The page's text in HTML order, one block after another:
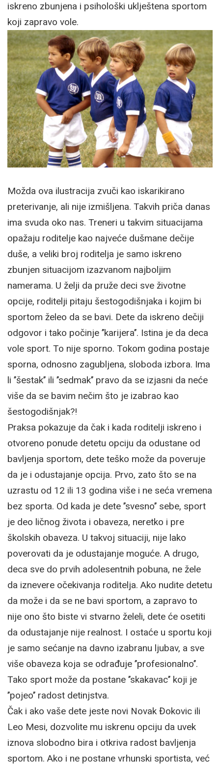
iskreno zbunjena i psihološki uklještena sportom
koji zapravo vole.
Možda ova ilustracija zvuči kao iskarikirano
preterivanje, ali nije izmišljena. Takvih priča danas
ima svuda oko nas. Treneri u takvim situacijama
opažaju roditelje kao najveće dušmane dečije
duše, a veliki broj roditelja je samo iskreno
zbunjen situacijom izazvanom najboljim
namerama. U želji da pruže deci sve životne
opcije, roditelji pitaju šestogodišnjaka i kojim bi
sportom želeo da se bavi. Dete da iskreno dečiji
odgovor i tako počinje ’’karijera’’. Istina je da deca
vole sport. To nije sporno. Tokom godina postaje
sporna, odnosno zagubljena, sloboda izbora. Ima
li ’’šestak’’ ili ’’sedmak’’ pravo da se izjasni da neće
više da se bavim nečim što je izabrao kao
šestogodišnjak?!
Praksa pokazuje da čak i kada roditelji iskreno i
otvoreno ponude detetu opciju da odustane od
bavljenja sportom, dete teško može da poveruje
da je i odustajanje opcija. Prvo, zato što se na
uzrastu od 12 ili 13 godina više i ne seća vremena
bez sporta. Od kada je dete ’’svesno’’ sebe, sport
je deo ličnog života i obaveza, neretko i pre
školskih obaveza. U takvoj situaciji, nije lako
poverovati da je odustajanje moguće. A drugo,
deca sve do prvih adolesentnih pobuna, ne žele
da iznevere očekivanja roditelja. Ako nudite detetu
da može i da se ne bavi sportom, a zapravo to
nije ono što biste vi stvarno želeli, dete će osetiti
da odustajanje nije realnost. I ostaće u sportu koji
je samo sećanje na davno izabranu ljubav, a sve
više obaveza koja se odrađuje ’’profesionalno’’.
Tako sport može da postane ’’skakavac’’ koji je
’’pojeo’’ radost detinjstva.
Čak i ako vaše dete jeste novi Novak Đokovic ili
Leo Mesi, dozvolite mu iskrenu opciju da uvek
iznova slobodno bira i otkriva radost bavljenja
sportom. Ako i ne postane vrhunski sportista, već